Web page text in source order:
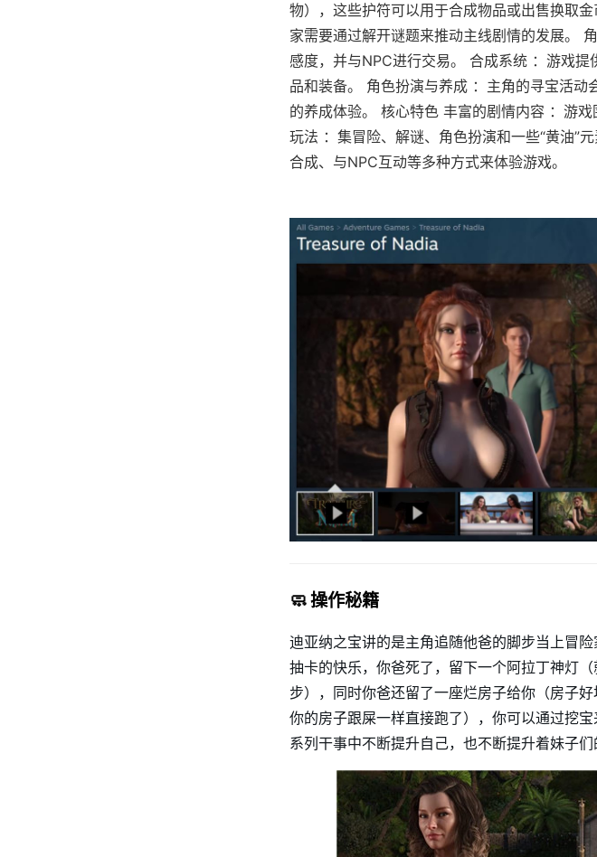
物），这些护符可以用于合成物品或出售换取
家需要通过解开谜题来推动主线剧情的发展。
感度，并与NPC进行交易。 合成系统 ：游戏
品和装备。 角色扮演与养成 ：主角的寻宝活
的养成体验。 核心特色 丰富的剧情内容 ：游
玩法 ：集冒险、解谜、角色扮演和一些“黄油”
合成、与NPC互动等多种方式来体验游戏。
🧼 操作秘籍
迪亚纳之宝讲的是主角追随他爸的脚步当上冒
抽卡的快乐，你爸死了，留下一个阿拉丁神灯
步），同时你爸还留了一座烂房子给你（房子
你的房子跟屎一样直接跑了），你可以通过挖
系列干事中不断提升自己，也不断提升着妹子